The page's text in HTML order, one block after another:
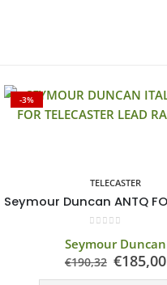
-3%
TELECASTER
Seymour Duncan
€190,32 €185,00